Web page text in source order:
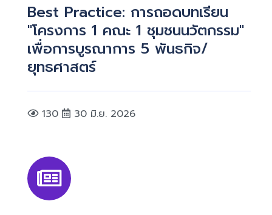
Best Practice: การถอดบทเรียน
"โครงการ 1 คณะ 1 ชุมชนนวัตกรรม"
เพื่อการบูรณาการ 5 พันธกิจ/
ยุทธศาสตร์
130 30 มิ.ย. 2026